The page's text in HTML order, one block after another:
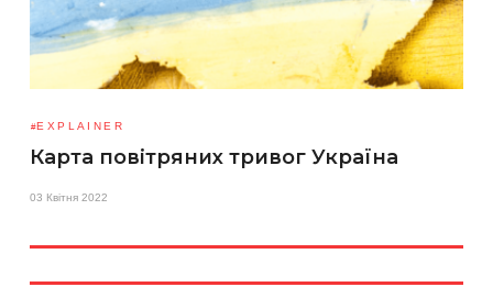
EXPLAINER
Карта повітряних тривог Україна
03 Квітня 2022